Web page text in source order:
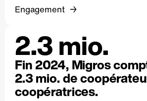
Engagement
2.3 mio.
Fin 2024, Migros
2.3 mio. de
coopératrices.